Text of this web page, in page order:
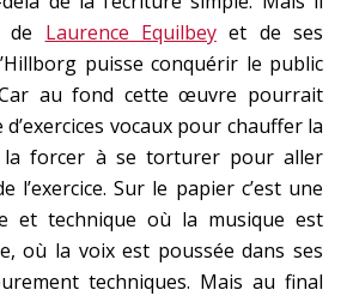
de Laurence Equilbeyet de ses
puisse conquérir le public
au fond cette œuvre pourrait
d’exercices vocaux pour chauffer la
la forcer à se torturer pour aller
l’exercice. Sur le papier c’est une
et technique où la musique est
où la voix est poussée dans ses
techniques. Mais au final